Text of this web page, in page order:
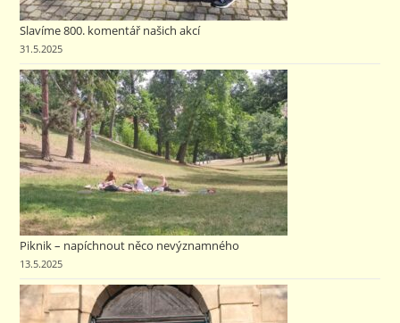
Slavíme 800. komentář našich akcí
31.5.2025
Piknik – napíchnout něco nevýznamného
13.5.2025